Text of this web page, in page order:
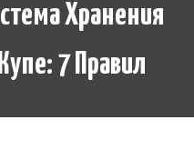
Хранения
7 Правил